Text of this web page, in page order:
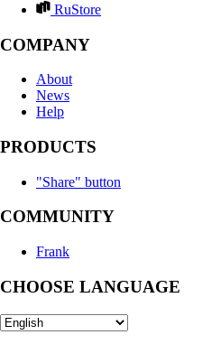
RuStore
COMPANY
About
News
Help
PRODUCTS
"Share" button
COMMUNITY
Frank
CHOOSE LANGUAGE